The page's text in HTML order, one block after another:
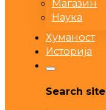
Магазин
Наука
Хуманост
Историја
Search site